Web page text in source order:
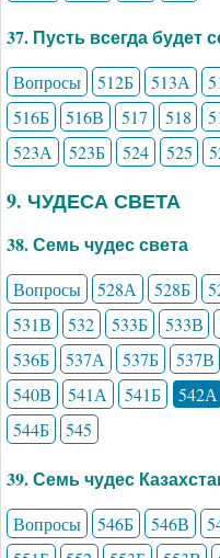
37. Пусть всегда будет
Вопросы 512Б 513А
516Б
516В 517 518
523А
523Б 524 525
9. ЧУДЕСА СВЕТА
38. Семь чудес света
Вопросы 528А 528Б
531В
532 533Б 533В
536Б
537А 537Б 537В
540В
541А 541Б 542А
544Б
545
39. Семь чудес
Вопросы 546Б 546В